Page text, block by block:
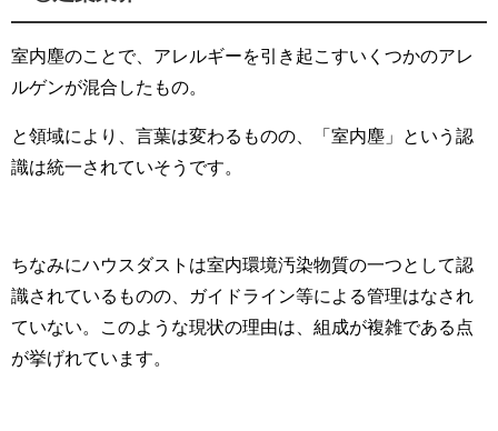
室内塵のことで、アレルギーを引き起こすいくつかのアレ
ルゲンが混合したもの。
と領域により、言葉は変わるものの、「室内塵」という認
識は統一されていそうです。
ちなみにハウスダストは室内環境汚染物質の一つとして認
識されているものの、ガイドライン等による管理はなされ
ていない。このような現状の理由は、組成が複雑である点
が挙げれています。